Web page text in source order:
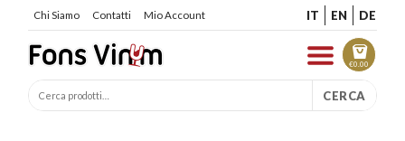
Chi Siamo Contatti Mio Account IT EN DE
€0.00
CERCA